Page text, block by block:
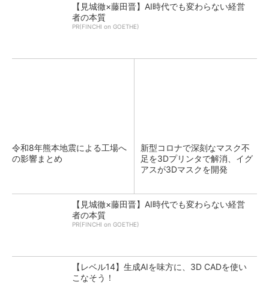
【見城徹×藤田晋】AI時代でも変わらない経営
者の本質
PR(FINCHI on GOETHE)
令和8年熊本地震による工場へ
の影響まとめ
新型コロナで深刻なマスク不
足を3Dプリンタで解消、イグ
アスが3Dマスクを開発
【見城徹×藤田晋】AI時代でも変わらない経営
者の本質
PR(FINCHI on GOETHE)
【レベル14】生成AIを味方に、3D CADを使い
こなそう！